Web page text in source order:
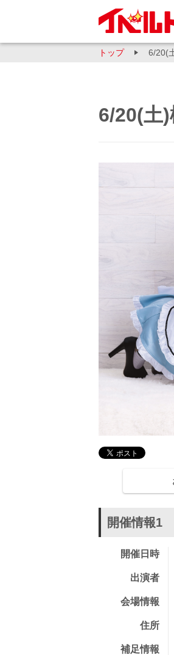
トップ 6/20(
6/20(土
開催情報1
開催日時
出演者
会場情報
住所
補足情報